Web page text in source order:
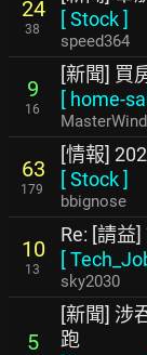
24
38
[Stock]
speed364
9
16
[新聞] 買
[ home-
63
179
[情報]
[Stock]
bbignose
10
13
Re: [請益
[
sky2030
5
[新聞] 涉
跑